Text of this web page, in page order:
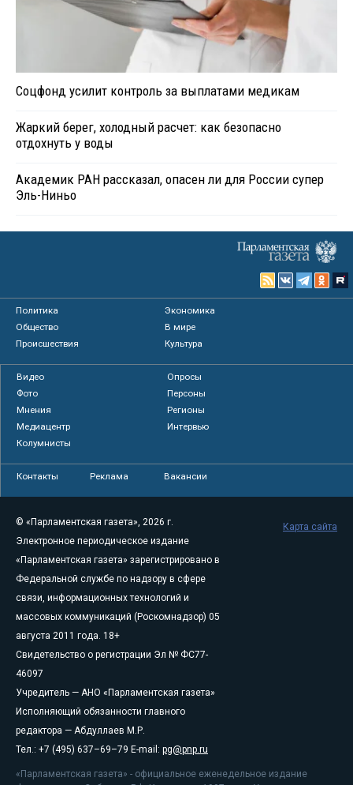
Соцфонд усилит контроль за выплатами медикам
Жаркий берег, холодный расчет: как безопасно
отдохнуть у воды
Академик РАН рассказал, опасен ли для России супер
Эль-Ниньо
Политика
Экономика
Общество
В мире
Происшествия
Культура
Видео
Опросы
Фото
Персоны
Мнения
Регионы
Медиацентр
Интервью
Колумнисты
Контакты Реклама Вакансии
© «Парламентская газета», 2026 г.
Электронное периодическое издание
«Парламентская газета» зарегистрировано в
Федеральной службе по надзору в сфере
связи, информационных технологий и
массовых коммуникаций (Роскомнадзор) 05
августа 2011 года. 18+
Свидетельство о регистрации Эл № ФС77-
46097
Учредитель — АНО «Парламентская газета»
Исполняющий обязанности главного
редактора — Абдуллаев М.Р.
Тел.: +7 (495) 637–69–79 E-mail: pg@pnp.ru
«Парламентская газета» - официальное еженедельное издание
Карта сайта